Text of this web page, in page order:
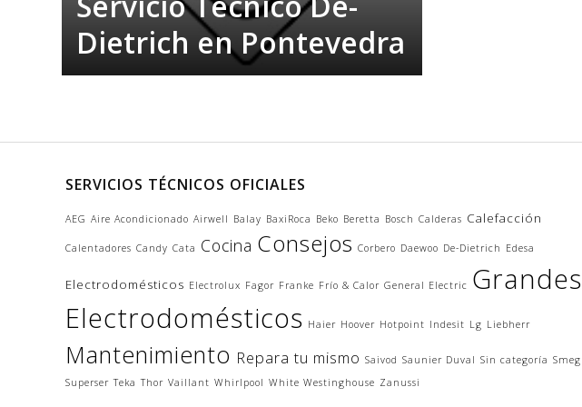
Dietrich en Pontevedra
SERVICIOS TÉCNICOS OFICIALES
AEG Aire Acondicionado Airwell Balay BaxiRoca Beko Beretta Bosch Calderas Calefacción
Calentadores Candy Cata Cocina Consejos Corbero Daewoo De-Dietrich Edesa
Electrodomésticos Electrolux Fagor Franke Frío & Calor General Electric Grandes
Electrodomésticos Haier Hoover Hotpoint Indesit Lg Liebherr
Mantenimiento Repara tu mismo Saivod Saunier Duval Sin categoría Smeg
Superser Teka Thor Vaillant Whirlpool White Westinghouse Zanussi